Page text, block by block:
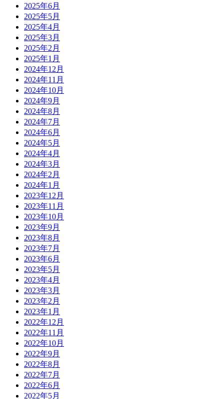
2025年6月
2025年5月
2025年4月
2025年3月
2025年2月
2025年1月
2024年12月
2024年11月
2024年10月
2024年9月
2024年8月
2024年7月
2024年6月
2024年5月
2024年4月
2024年3月
2024年2月
2024年1月
2023年12月
2023年11月
2023年10月
2023年9月
2023年8月
2023年7月
2023年6月
2023年5月
2023年4月
2023年3月
2023年2月
2023年1月
2022年12月
2022年11月
2022年10月
2022年9月
2022年8月
2022年7月
2022年6月
2022年5月